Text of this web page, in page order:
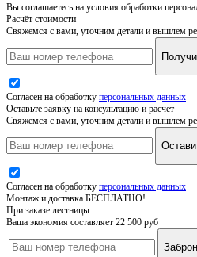
Вы соглашаетесь на условия обработки
Расчёт стоимости
Свяжемся с вами, уточним детали и вышлем
Согласен на обработку персональных данных
Оставьте заявку на консультацию и расчет
Свяжемся с вами, уточним детали и вышлем
Согласен на обработку персональных данных
Монтаж и доставка БЕСПЛАТНО!
При заказе лестницы
Ваша экономия составляет 22 500 руб